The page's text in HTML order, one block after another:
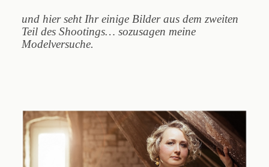
und hier seht Ihr einige Bilder aus dem zweiten
Teil des Shootings… sozusagen meine
Modelversuche.